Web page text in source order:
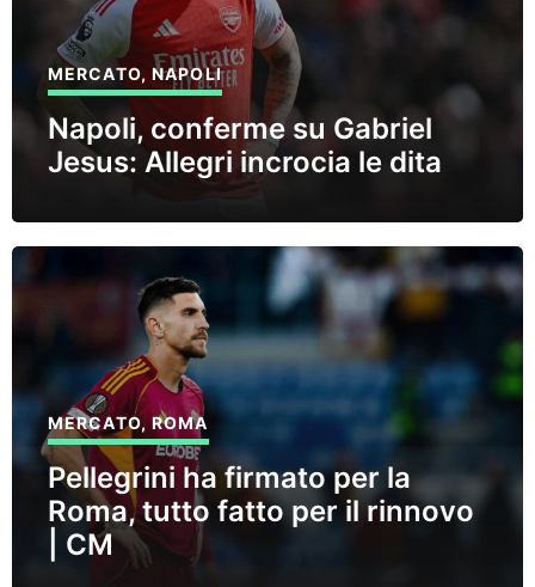
MERCATO,NAPOLI
Napoli, conferme su Gabriel
Jesus: Allegri incrocia le dita
MERCATO,ROMA
Pellegrini ha firmato per la
Roma, tutto fatto per il rinnovo
| CM